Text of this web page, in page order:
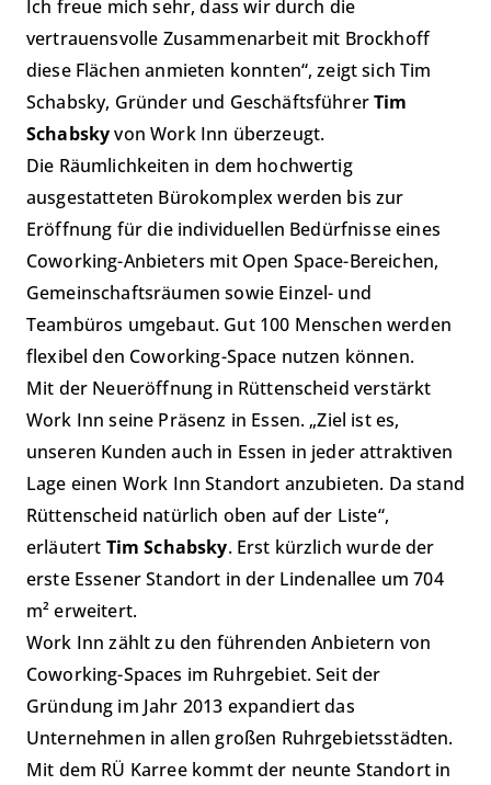
Ich freue mich sehr, dass wir durch die
vertrauensvolle Zusammenarbeit mit Brockhoff
diese Flächen anmieten konnten“, zeigt sich Tim
Schabsky, Gründer und GeschäftsführerTim
Schabskyvon Work Inn überzeugt.
Die Räumlichkeiten in dem hochwertig
ausgestatteten Bürokomplex werden bis zur
Eröffnung für die individuellen Bedürfnisse eines
Coworking-Anbieters mit Open Space-Bereichen,
Gemeinschaftsräumen sowie Einzel- und
Teambüros umgebaut. Gut 100 Menschen werden
flexibel den Coworking-Space nutzen können.
Mit der Neueröffnung in Rüttenscheid verstärkt
Work Inn seine Präsenz in Essen. „Ziel ist es,
unseren Kunden auch in Essen in jeder attraktiven
Lage einen Work Inn Standort anzubieten. Da stand
Rüttenscheid natürlich oben auf der Liste“,
erläutert Tim Schabsky. Erst kürzlich wurde der
erste Essener Standort in der Lindenallee um 704
m² erweitert.
Work Inn zählt zu den führenden Anbietern von
Coworking-Spaces im Ruhrgebiet. Seit der
Gründung im Jahr 2013 expandiert das
Unternehmen in allen großen Ruhrgebietsstädten.
Mit dem RÜ Karree kommt der neunte Standort in